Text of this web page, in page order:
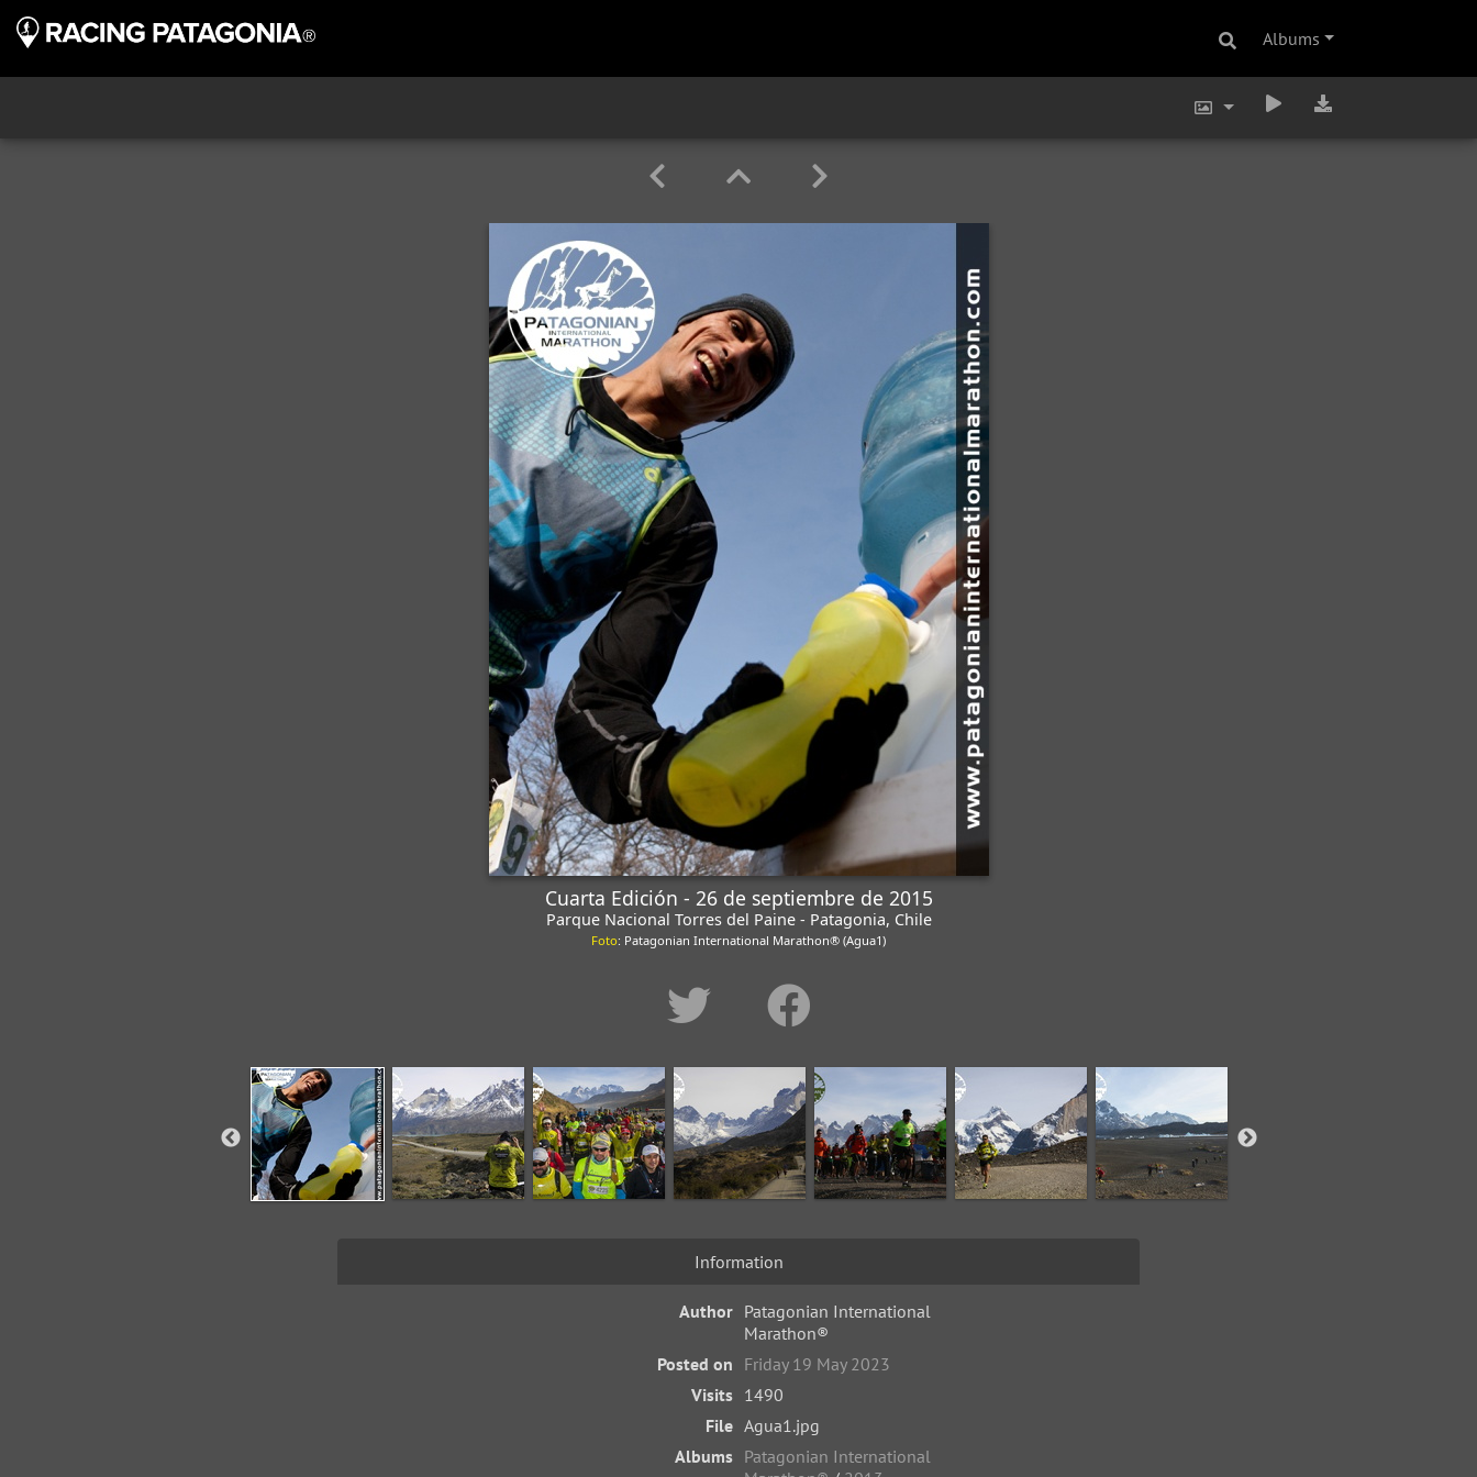
Albums
Cuarta Edición - 26 de septiembre de 2015
Parque Nacional Torres del Paine - Patagonia, Chile
Foto: Patagonian International Marathon® (Agua1)
Information
Author Patagonian International
Marathon®
Posted on Friday 19 May 2023
Visits 1490
File Agua1.jpg
Albums Patagonian International